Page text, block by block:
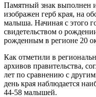
Памятный знак выполнен
изображен герб края, на
малыша. Начиная с этого
свидетельством о
рожденным в регионе 20
Как отметили в
архивов правительства,
лет по сравнению с
день края наблюдается
44-58 малышей.